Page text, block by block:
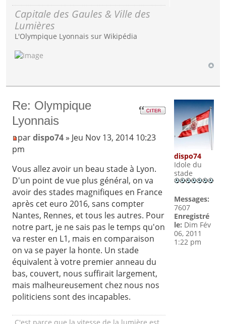
Capitale des Gaules & Ville des
Lumières
L'Olympique Lyonnais sur Wikipédia
Re: Olympique
Lyonnais
pardispo74» Jeu Nov 13, 2014 10:23
pm
Vous allez avoir un beau stade à Lyon.
D'un point de vue plus général, on va
avoir des stades magnifiques en France
après cet euro 2016, sans compter
Nantes, Rennes, et tous les autres. Pour
notre part, je ne sais pas le temps qu'on
va rester en L1, mais en comparaison
on va se payer la honte. Un stade
équivalent à votre premier anneau du
bas, couvert, nous suffirait largement,
mais malheureusement chez nous nos
politiciens sont des incapables.
dispo74
Idole du
stade
Messages:
7607
Enregistré
le: Dim Fév
06, 2011
1:22 pm